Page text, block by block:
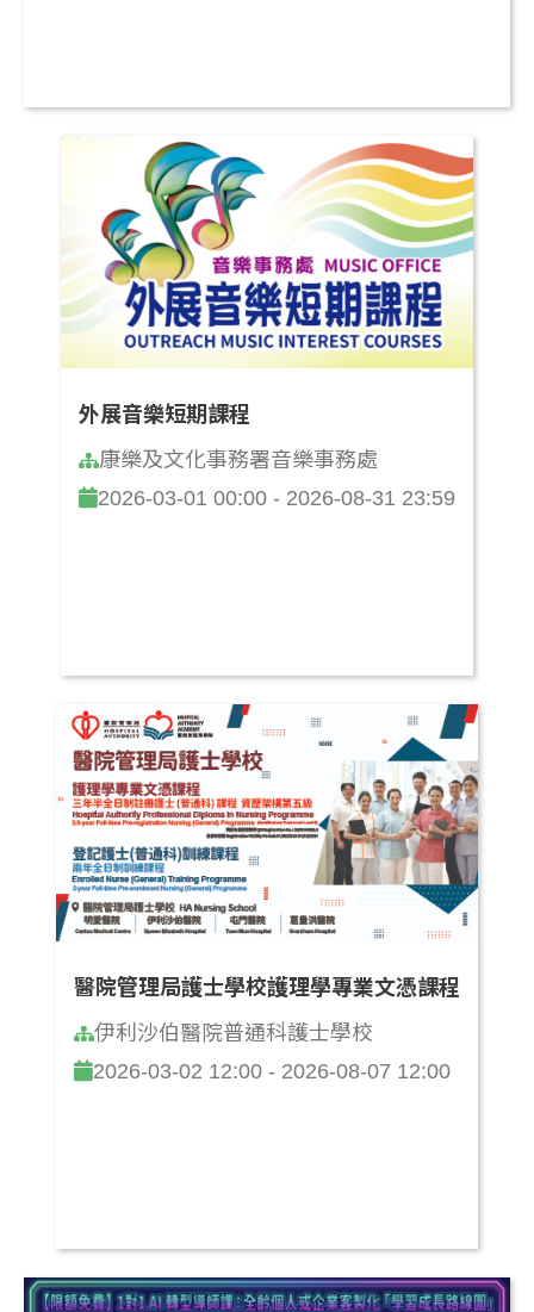
外展音樂短期課程
康樂及文化事務署音樂事務處
2026-03-01 00:00 - 2026-08-31 23:59
醫院管理局護士學校護理學專業文憑課程
伊利沙伯醫院普通科護士學校
2026-03-02 12:00 - 2026-08-07 12:00